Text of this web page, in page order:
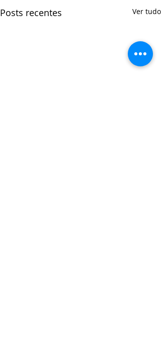
Posts recentes Ver tudo